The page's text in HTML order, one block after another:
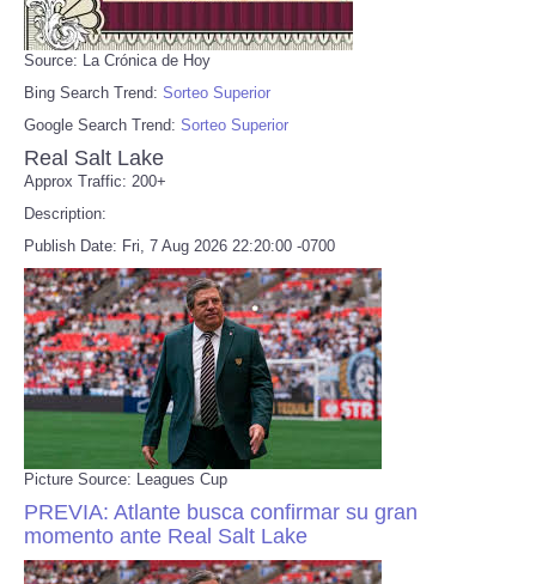
Source: La Crónica de Hoy
Bing Search Trend: Sorteo Superior
Google Search Trend: Sorteo Superior
Real Salt Lake
Approx Traffic: 200+
Description:
Publish Date: Fri, 7 Aug 2026 22:20:00 -0700
Picture Source: Leagues Cup
PREVIA: Atlante busca confirmar su gran
momento ante Real Salt Lake